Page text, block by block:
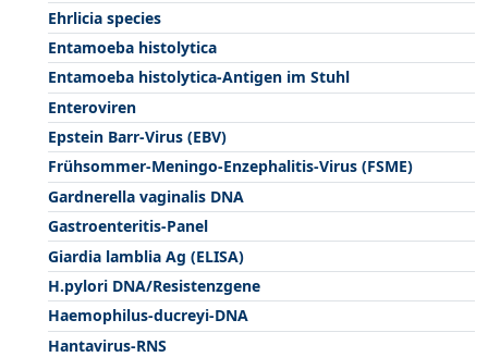
Ehrlicia species
Entamoeba histolytica
Entamoeba histolytica-Antigen im Stuhl
Enteroviren
Epstein Barr-Virus (EBV)
Frühsommer-Meningo-Enzephalitis-Virus (FSME)
Gardnerella vaginalis DNA
Gastroenteritis-Panel
Giardia lamblia Ag (ELISA)
H.pylori DNA/Resistenzgene
Haemophilus-ducreyi-DNA
Hantavirus-RNS